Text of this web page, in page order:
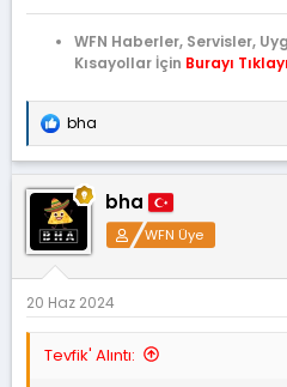
WFN Haberler, Servisler,
Kısayollar İçin Burayı
T
e
p
k
l
e
:
bha
bha
WFN Üye
20 Haz 2024
Tevfik' Alıntı: